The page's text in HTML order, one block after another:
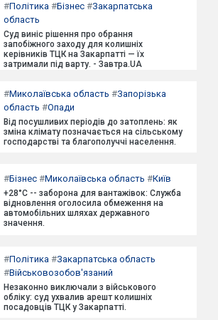
#Політика #Бізнес #Закарпатська
область
Суд виніс рішення про обрання
запобіжного заходу для колишніх
керівників ТЦК на Закарпатті — їх
затримали під варту. - Завтра.UA
#Миколаївська область #Запорізька
область #Опади
Від посушливих періодів до затоплень: як
зміна клімату позначається на сільському
господарстві та благополуччі населення.
#Бізнес #Миколаївська область #Київ
+28°C -- заборона для вантажівок: Служба
відновлення оголосила обмеження на
автомобільних шляхах державного
значення.
#Політика #Закарпатська область
#Військовозобов'язаний
Незаконно виключали з військового
обліку: суд ухвалив арешт колишніх
посадовців ТЦК у Закарпатті.